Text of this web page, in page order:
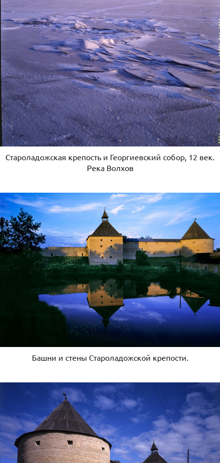
Староладожская крепость и Георгиевский собор, 12 век.
Река Волхов
Башни и стены Староладожской крепости.